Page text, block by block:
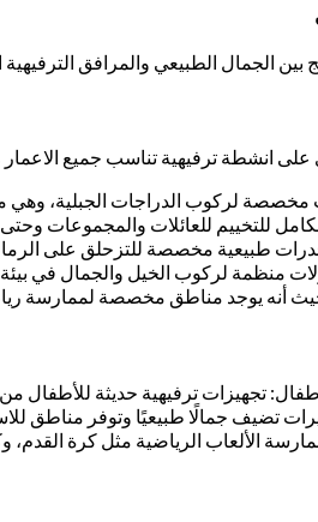
بين الجمال الطبيعي والمرافق
على انشطة ترفيهية تناسب جميع
لركوب الدراجات الجبلية، وهي
للتخييم للعائلات والمجموعات
طبيعية مخصصة للتزحلق على الرمال
منظمة لركوب الخيل والجمال في
أنه يوجد مناطق مخصصة لممارسة
تجهيزات ترفيهية حديثة للأطفال من
تضيف جمالًا طبيعيًا وتوفر مناطق
الألعاب الرياضية مثل كرة القدم،